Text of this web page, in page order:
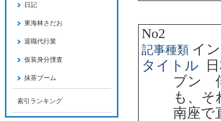
No2
記事種類 イ
タイトル
ブン
も、
南座で
日記
東海林さだお
退職代行業
仮装身分捜査
抹茶ブーム
索引ランキング